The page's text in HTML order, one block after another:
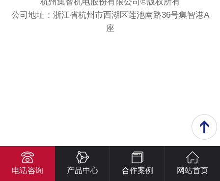
公司地址：浙江省杭州市西湖区莲池南路36号集智港A
座
电话咨询 产品中心 合作案例 网站首页